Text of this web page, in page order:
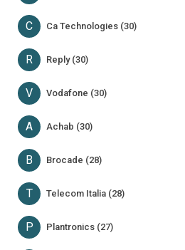
C Ca Technologies (30)
R Reply (30)
V Vodafone (30)
A Achab (30)
B Brocade (28)
T Telecom Italia (28)
P Plantronics (27)